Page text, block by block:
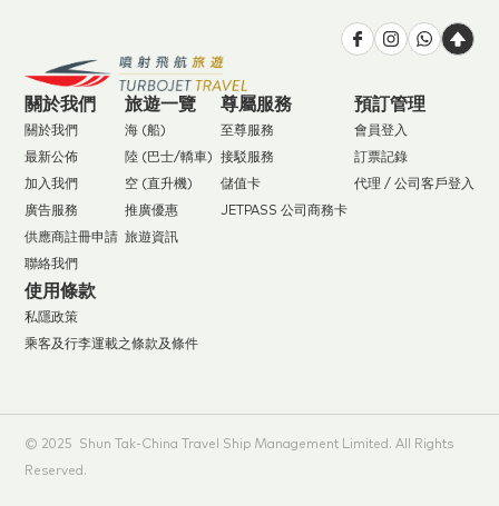
關於我們
關於我們
最新公佈
加入我們
廣告服務
供應商註冊申請
聯絡我們
旅遊一覽
海 (船)
陸 (巴士/轎車)
空 (直升機)
推廣優惠
旅遊資訊
尊屬服務
至尊服務
接駁服務
儲值卡
JETPASS 公司商務卡
預訂管理
會員登入
訂票記錄
代理 / 公司客戶登入
使用條款
私隱政策
乘客及行李運載之條款及條件
© 2025 Shun Tak-China Travel Ship Management Limited. All Rights
Reserved.